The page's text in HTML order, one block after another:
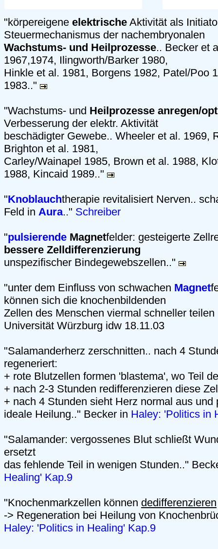
"körpereigene elektrische Aktivität als
Steuermechanismus der nachembryonalen
Wachstums- und Heilprozesse.. Becker et
1967,1974, Ilingworth/Barker 1980,
Hinkle et al. 1981, Borgens 1982, Patel/Poo
1983.."
"Wachstums- und Heilprozesse anregen/
Verbesserung der elektr. Aktivität
beschädigter Gewebe.. Wheeler et al. 1969,
Brighton et al. 1981,
Carley/Wainapel 1985, Brown et al. 1988,
1988, Kincaid 1989.."
"Knoblauchtherapie revitalisiert Nerven..
Feld in Aura.." Schreiber
"pulsierende Magnetfelder: gesteigerte
bessere Zelldifferenzierung
unspezifischer Bindegewebszellen.."
"unter dem Einfluss von schwachen Magnet
können sich die knochenbildenden
Zellen des Menschen viermal schneller
Universität Würzburg idw 18.11.03
"Salamanderherz zerschnitten.. nach 4
regeneriert:
+ rote Blutzellen formen 'blastema', wo Teil
+ nach 2-3 Stunden redifferenzieren diese
+ nach 4 Stunden sieht Herz normal aus und
ideale Heilung.." Becker in Haley: 'Politics in
"Salamander: vergossenes Blut schließt
ersetzt
das fehlende Teil in wenigen Stunden.."
Healing' Kap.9
"Knochenmarkzellen können dedifferenzieren
-> Regeneration bei Heilung von
Haley: 'Politics in Healing' Kap.9